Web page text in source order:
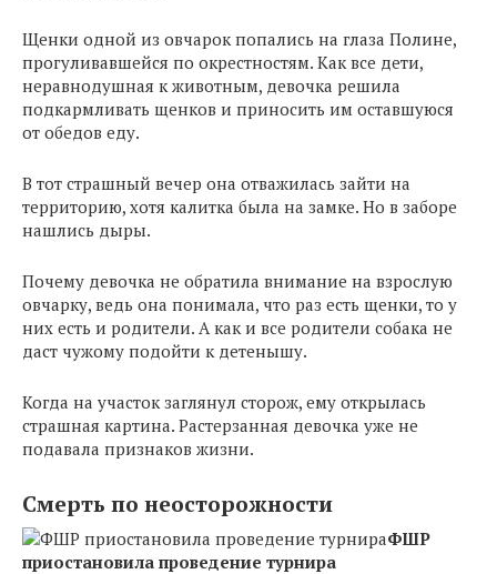
Щенки одной из овчарок попались на глаза Полине,
прогуливавшейся по окрестностям. Как все дети,
неравнодушная к животным, девочка решила
подкармливать щенков и приносить им оставшуюся
от обедов еду.
В тот страшный вечер она отважилась зайти на
территорию, хотя калитка была на замке. Но в заборе
нашлись дыры.
Почему девочка не обратила внимание на взрослую
овчарку, ведь она понимала, что раз есть щенки, то у
них есть и родители. А как и все родители собака не
даст чужому подойти к детенышу.
Когда на участок заглянул сторож, ему открылась
страшная картина. Растерзанная девочка уже не
подавала признаков жизни.
Смерть по неосторожности
ФШР
приостановила проведение турнира